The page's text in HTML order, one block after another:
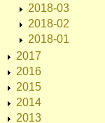
2018-03
2018-02
2018-01
2017
2016
2015
2014
2013